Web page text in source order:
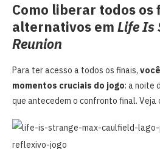
Como liberar todos os
alternativos em Life Is
Reunion
Para ter acesso a todos os finais,
momentos cruciais do jogo: a noite
que antecedem o confronto final. Veja